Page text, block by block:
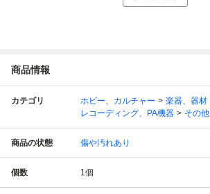
商品情報
カテゴリ ホビー、カルチャー
楽器、器材
レコーディング、PA機器
その他
商品の状態 傷や汚れあり
個数 1個